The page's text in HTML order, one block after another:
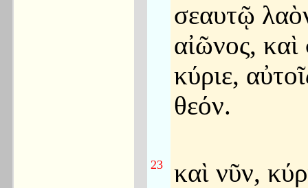
σεαυτῷ
αἰῶνος, καὶ
κύριε,
θεόν.
23
καὶ νῦν,